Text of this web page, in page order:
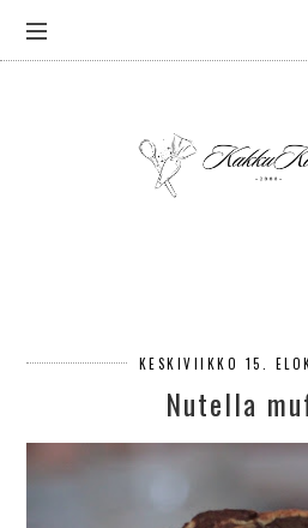
KESKIVIIKKO 15.
Nutella